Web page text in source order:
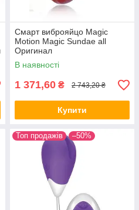
Смарт виброяйцо Magic
Motion Magic Sundae all
Оригинал
В наявності
1 371,60 ₴ 2 743,20 ₴
Купити
Топ продажів –50%